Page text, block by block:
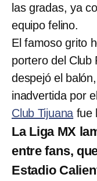
las gradas, ya
equipo felino.
El famoso grito
portero del Club
despejó el
inadvertida por
Club Tijuana fue
La Liga MX
entre fans,
Estadio